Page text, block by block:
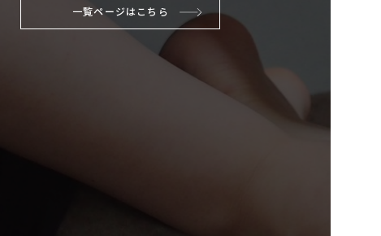
一覧ページはこちら